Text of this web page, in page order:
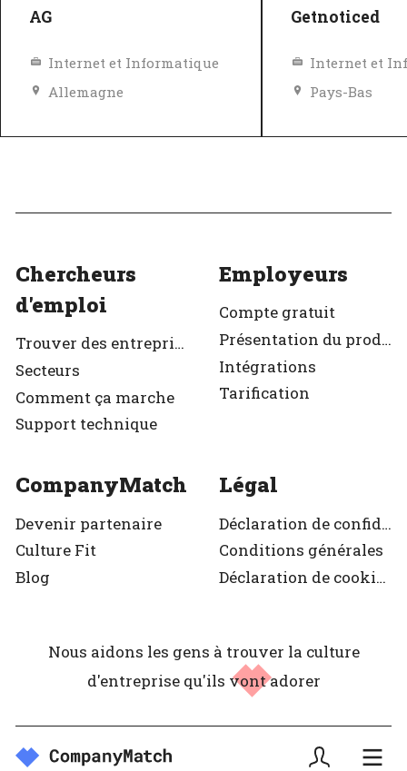
AG
Internet et Informatique
Allemagne
Getnoticed
Internet et
Pays-Bas
Chercheurs
d'emploi
Trouver des entreprises
Secteurs
Comment ça marche
Support technique
Employeurs
Compte gratuit
Présentation du produit
Intégrations
Tarification
CompanyMatch
Devenir partenaire
Culture Fit
Blog
Légal
Déclaration de confidentialité
Conditions générales
Déclaration de cookies
Nous aidons les gens à trouver la culture
d'entreprise qu'ils vont adorer